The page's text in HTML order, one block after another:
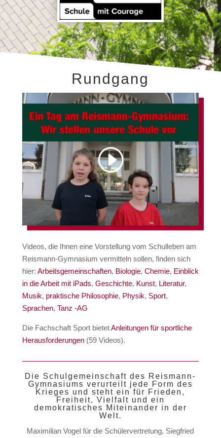
Rundgang
Videos, die Ihnen eine Vorstellung vom Schulleben am
Reismann-Gymnasium vermitteln sollen, finden sich
hier: Arbeitsgemeinschaften, Biologie, Chemie, Einblick
in die Arbeit mit iPads, Geschichte, Kunst, Literatur,
Musik, praktische Philosophie, Physik, Sport,
Sprachen, Tanz -AG
Die Fachschaft Sport bietetAnleitungen für sportliche
Herausforderungen(59 Videos).
Die Schulgemeinschaft des Reismann-
Gymnasiums verurteilt jede Form des
Krieges und steht ein für Frieden,
Freiheit, Vielfalt und ein
demokratisches Miteinander in der
Welt.
Maximilian Vogel für die Schülervertretung, Siegfried